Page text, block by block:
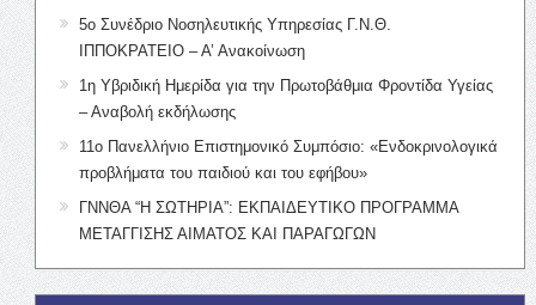
5ο Συνέδριο Νοσηλευτικής Υπηρεσίας Γ.Ν.Θ.
ΙΠΠΟΚΡΑΤΕΙΟ – Α’ Ανακοίνωση
1η Υβριδική Ημερίδα για την Πρωτοβάθμια Φροντίδα Υγείας
– Αναβολή εκδήλωσης
11ο Πανελλήνιο Επιστημονικό Συμπόσιο: «Ενδοκρινολογικά
προβλήματα του παιδιού και του εφήβου»
ΓΝΝΘΑ “Η ΣΩΤΗΡΙΑ”: ΕΚΠΑΙΔΕΥΤΙΚΟ ΠΡΟΓΡΑΜΜΑ
ΜΕΤΑΓΓΙΣΗΣ ΑΙΜΑΤΟΣ ΚΑΙ ΠΑΡΑΓΩΓΩΝ